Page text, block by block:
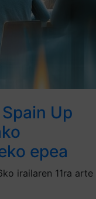
Up
epea
irailaren 11ra arte